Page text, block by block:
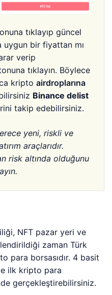
tıklayıp güncel
uygun bir fiyattan mı
verip
tıklayın. Böylece
kriptoairdroplarına
Binance delist
takip edebilirsiniz.
yeni, riskli ve
araçlarıdır.
risk altında olduğunu
NFT pazar yeri ve
zaman Türk
para borsasıdır. 4 basit
ilk kripto para
gerçekleştirebilirsiniz.